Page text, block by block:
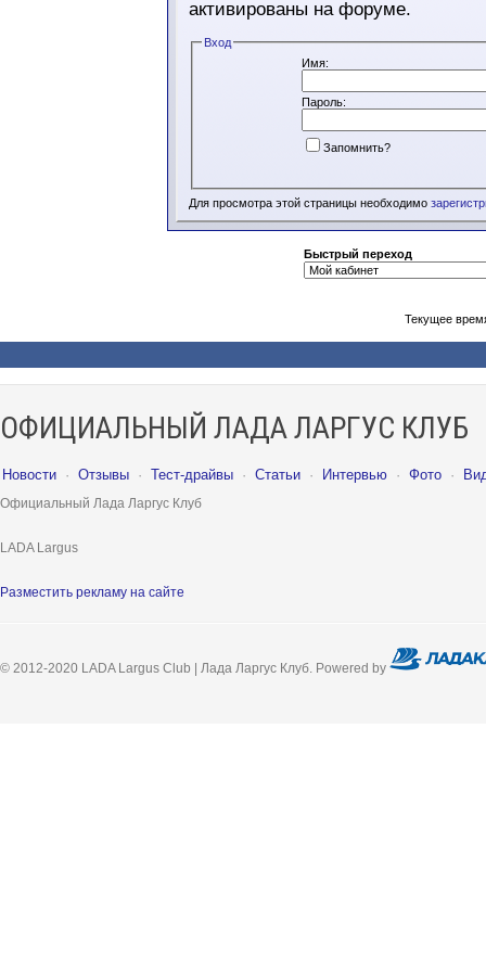
активированы на форуме.
Вход
Имя:
Пароль:
Запомнить?
Для просмотра этой страницы необходимо
Быстрый переход
Текущее
ОФИЦИАЛЬНЫЙ ЛАДА ЛАРГУС КЛУБ
Новости · Отзывы · Тест-драйвы · Статьи · Интервью · Фото ·
Официальный Лада Ларгус Клуб
LADA Largus
Разместить рекламу на сайте
© 2012-2020 LADA Largus Club | Лада Ларгус Клуб. Powered by